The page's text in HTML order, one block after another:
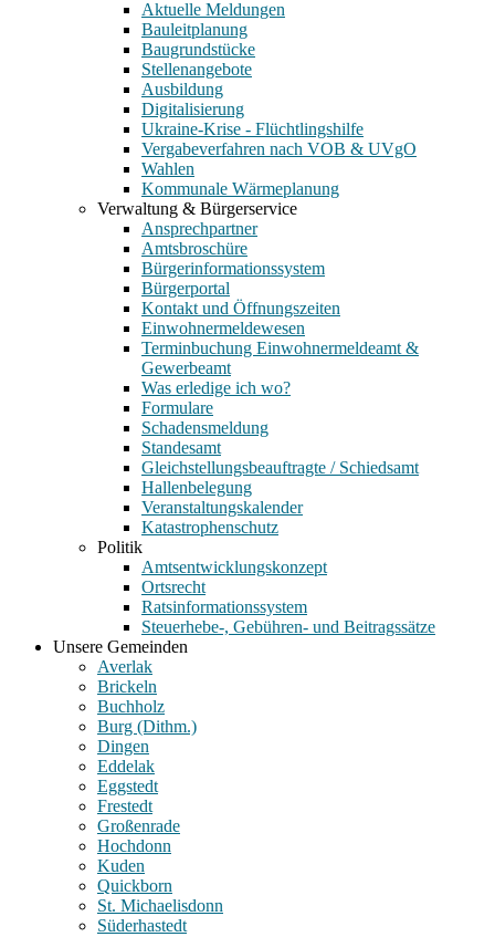
Aktuelle Meldungen
Bauleitplanung
Baugrundstücke
Stellenangebote
Ausbildung
Digitalisierung
Ukraine-Krise - Flüchtlingshilfe
Vergabeverfahren nach VOB & UVgO
Wahlen
Kommunale Wärmeplanung
Verwaltung & Bürgerservice
Ansprechpartner
Amtsbroschüre
Bürgerinformationssystem
Bürgerportal
Kontakt und Öffnungszeiten
Einwohnermeldewesen
Terminbuchung Einwohnermeldeamt &
Gewerbeamt
Was erledige ich wo?
Formulare
Schadensmeldung
Standesamt
Gleichstellungsbeauftragte / Schiedsamt
Hallenbelegung
Veranstaltungskalender
Katastrophenschutz
Politik
Amtsentwicklungskonzept
Ortsrecht
Ratsinformationssystem
Steuerhebe-, Gebühren- und Beitragssätze
Unsere Gemeinden
Averlak
Brickeln
Buchholz
Burg (Dithm.)
Dingen
Eddelak
Eggstedt
Frestedt
Großenrade
Hochdonn
Kuden
Quickborn
St. Michaelisdonn
Süderhastedt